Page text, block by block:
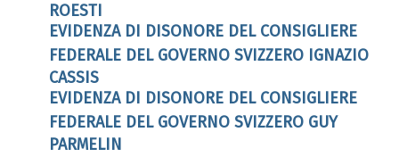
ROESTI
EVIDENZA DI DISONORE DEL CONSIGLIERE
FEDERALE DEL GOVERNO SVIZZERO IGNAZIO
CASSIS
EVIDENZA DI DISONORE DEL CONSIGLIERE
FEDERALE DEL GOVERNO SVIZZERO GUY
PARMELIN